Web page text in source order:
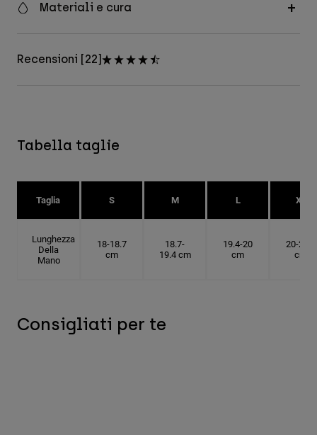
Materiali e cura
Recensioni [22]
Tabella taglie
Taglia S M L XL
Lunghezza
Della
Mano
18-18.7
cm
18.7-
19.4 cm
19.4-20
cm
20-20.6
cm
Consigliati per te